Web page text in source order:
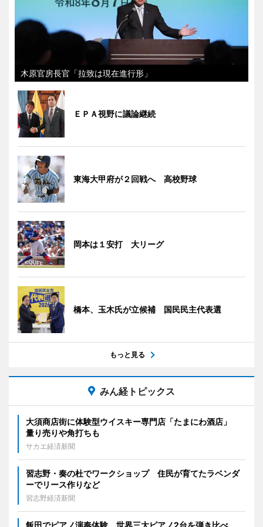
木原官房長官「拉致は現在進行形」
ＥＰＡ視野に議論継続
東海大甲府が２回戦へ 高校野球
岡本は１安打 大リーグ
橋本、玉木氏が立候補 国民民主代表選
もっと見る
みん経トピックス
大須商店街に体験型ウイスキー専門店「たまにわ酒店」
量り売りや角打ちも
サカエ経済新聞
習志野・奏の杜でワークショップ 住民が育てたラベンダ
ーでリース作りなど
習志野経済新聞
飯田でピアノ演奏体験 世界三大ピアノ2台を弾き比べ